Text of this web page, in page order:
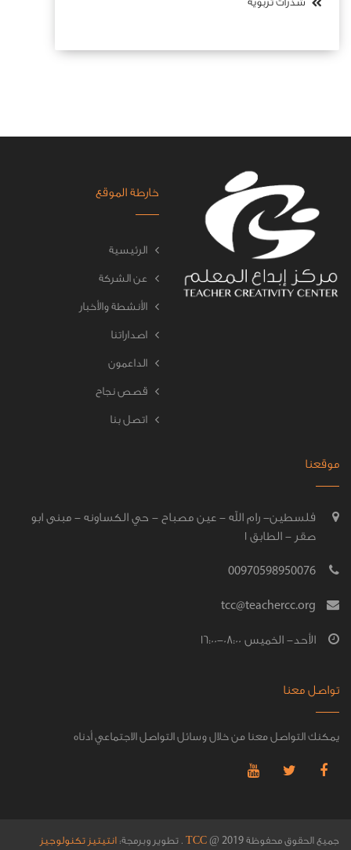
خارطة الموقع
الرئيسية
عن الشركة
الأنشطة والأخبار
اصداراتنا
الداعمون
قصص نجاح
اتصل بنا
موقعنا
فلسطين- رام الله - عين مصباح - حي الكساونه - مبنى ابو
صقر - الطابق 1
00970598950076
tcc@teachercc.org
الأحد- الخميس 08:00-16:00
تواصل معنا
يمكنك التواصل معنا من خلال وسائل التواصل الاجتماعي أدناه
جميع الحقوق محفوظة 2019
@
TCC . تطوير وبرمجة: انتيتيز تكنولوجيز